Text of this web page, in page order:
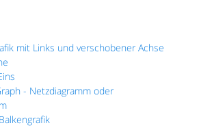
mit Links und verschobener Achse
- Netzdiagramm oder